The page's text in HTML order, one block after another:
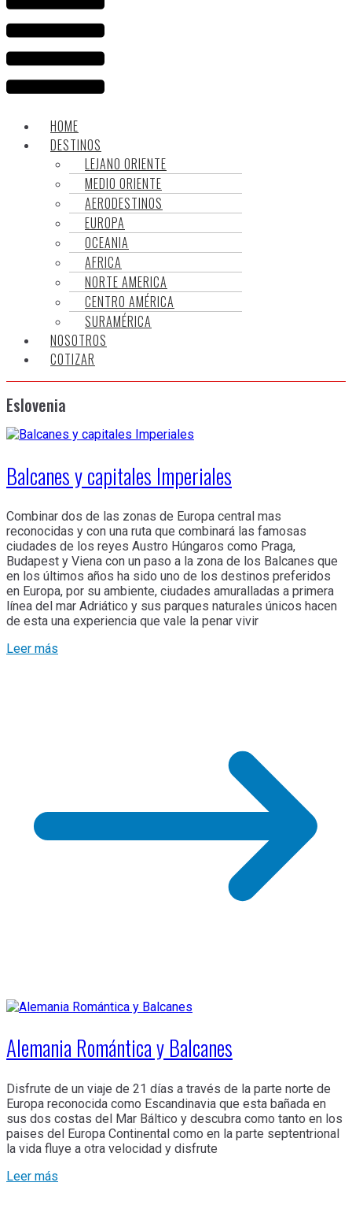
HOME
DESTINOS
LEJANO ORIENTE
MEDIO ORIENTE
AERODESTINOS
EUROPA
OCEANIA
AFRICA
NORTE AMERICA
CENTRO AMÉRICA
SURAMÉRICA
NOSOTROS
COTIZAR
Eslovenia
Balcanes y capitales Imperiales
Combinar dos de las zonas de Europa central mas
reconocidas y con una ruta que combinará las famosas
ciudades de los reyes Austro Húngaros como Praga,
Budapest y Viena con un paso a la zona de los Balcanes que
en los últimos años ha sido uno de los destinos preferidos
en Europa, por su ambiente, ciudades amuralladas a primera
línea del mar Adriático y sus parques naturales únicos hacen
de esta una experiencia que vale la penar vivir
Leer más
Alemania Romántica y Balcanes
Disfrute de un viaje de 21 días a través de la parte norte de
Europa reconocida como Escandinavia que esta bañada en
sus dos costas del Mar Báltico y descubra como tanto en los
paises del Europa Continental como en la parte septentrional
la vida fluye a otra velocidad y disfrute
Leer más